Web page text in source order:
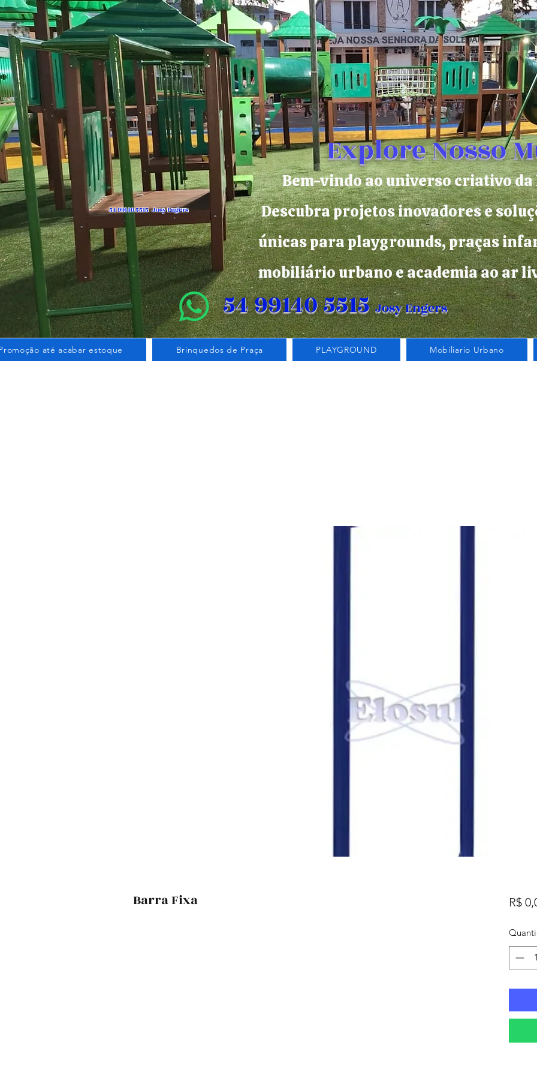
Explore Nosso
Bem-vindo ao universo criativo
Descubra projetos inovadores e
únicas para playgrounds, praças
mobiliário urbano e academia ao ar
54 99140 5515 Josy Engers
54 99140 5515Josy Engers
até acabar estoque Brinquedos de Praça PLAYGROUND Mobiliario Urbano
Barra Fixa R$